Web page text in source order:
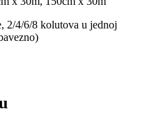
2/4/6/8 kolutova u jednoj